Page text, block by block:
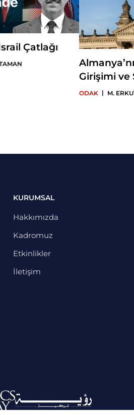
Çatlağı
Girişimi ve
ODAK | M.
KURUMSAL
Hakkımızda
Kadromuz
Etkinlikler
İletişim